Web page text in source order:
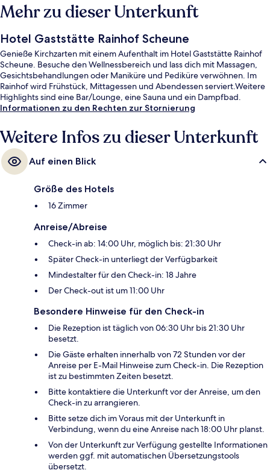
Mehr zu dieser Unterkunft
Hotel Gaststätte Rainhof Scheune
Genieße Kirchzarten mit einem Aufenthalt im Hotel Gaststätte Rainhof
Scheune. Besuche den Wellnessbereich und lass dich mit Massagen,
Gesichtsbehandlungen oder Maniküre und Pediküre verwöhnen. Im
Rainhof wird Frühstück, Mittagessen und Abendessen serviert.Weitere
Highlights sind eine Bar/Lounge, eine Sauna und ein Dampfbad.
Informationen zu den Rechten zur Stornierung
Weitere Infos zu dieser Unterkunft
Auf einen Blick
Größe des Hotels
16 Zimmer
Anreise/Abreise
Check-in ab: 14:00 Uhr, möglich bis: 21:30 Uhr
Später Check-in unterliegt der Verfügbarkeit
Mindestalter für den Check-in: 18 Jahre
Der Check-out ist um 11:00 Uhr
Besondere Hinweise für den Check-in
Die Rezeption ist täglich von 06:30 Uhr bis 21:30 Uhr
besetzt.
Die Gäste erhalten innerhalb von 72 Stunden vor der
Anreise per E-Mail Hinweise zum Check-in. Die Rezeption
ist zu bestimmten Zeiten besetzt.
Bitte kontaktiere die Unterkunft vor der Anreise, um den
Check-in zu arrangieren.
Bitte setze dich im Voraus mit der Unterkunft in
Verbindung, wenn du eine Anreise nach 18:00 Uhr planst.
Von der Unterkunft zur Verfügung gestellte Informationen
werden ggf. mit automatischen Übersetzungstools
übersetzt.